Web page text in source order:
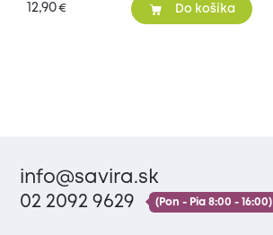
12,90€ Do košíka
info@savira.sk
02 2092 9629
(Pon - Pia 8:00 - 16:00)